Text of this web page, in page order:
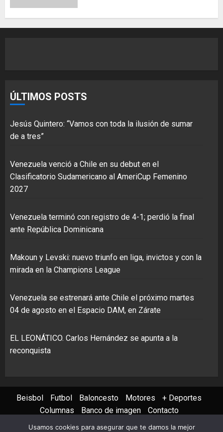
ÚLTIMOS POSTS
Jesús Quintero: “Vamos con toda la ilusión de sumar
de a tres”
Venezuela venció a Chile en su debut en el
Clasificatorio Sudamericano al AmeriCup Femenino
2027
Venezuela terminó con registro de 4-1; perdió la final
ante República Dominicana
Makoun y Levski: nuevo triunfo en liga, invictos y con la
mirada en la Champions League
Venezuela se estrenará ante Chile el próximo martes
04 de agosto en el Espacio DAM, en Zárate
EL LEONÁTICO. Carlos Hernández se apunta a la
reconquista
Beisbol Futbol Baloncesto Motores
+ Deportes
Columnas
Banco de imagen Contacto
Usamos cookies para asegurar que te damos la mejor